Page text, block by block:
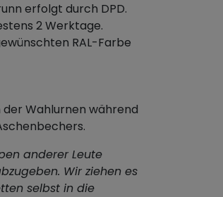
erfolgt durch DPD.
2 Werktage.
RAL-Farbe
der Wahlurnen während
anderer Leute
Wir ziehen es
selbst in die